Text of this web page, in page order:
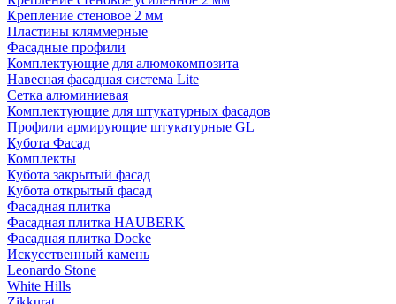
Крепление стеновое 2 мм
Пластины кляммерные
Фасадные профили
Комплектующие для алюмокомпозита
Навесная фасадная система Lite
Сетка алюминиевая
Комплектующие для штукатурных фасадов
Профили армирующие штукатурные GL
Кубота Фасад
Комплекты
Кубота закрытый фасад
Кубота открытый фасад
Фасадная плитка
Фасадная плитка HAUBERK
Фасадная плитка Docke
Искусственный камень
Leonardo Stone
White Hills